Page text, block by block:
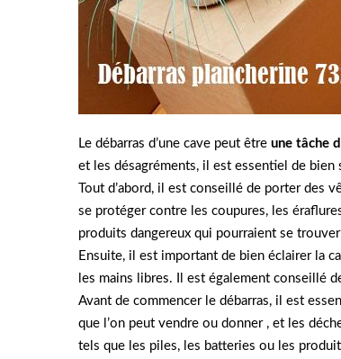
Le débarras d’une cave peut être une tâche
et les désagréments, il est essentiel de
Tout d’abord, il est conseillé de porter des
se protéger contre les coupures, les
produits dangereux qui pourraient se trouver
Ensuite, il est important de bien éclairer la
les mains libres. Il est également conseillé
Avant de commencer le débarras, il est
que l’on peut vendre ou donner , et les
tels que les piles, les batteries ou les